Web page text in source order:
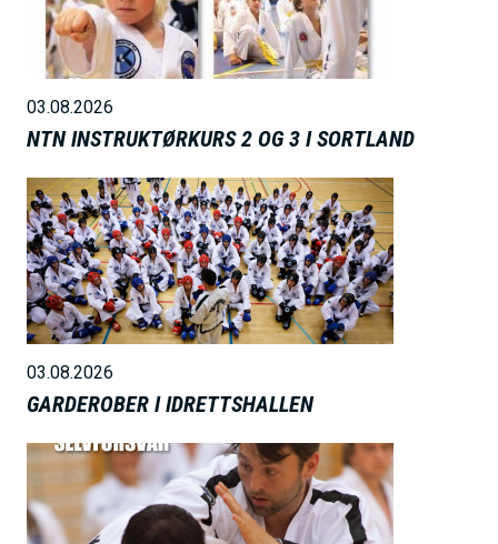
03.08.2026
NTN INSTRUKTØRKURS 2 OG 3 I SORTLAND
B
i
l
d
e
03.08.2026
GARDEROBER I IDRETTSHALLEN
B
l